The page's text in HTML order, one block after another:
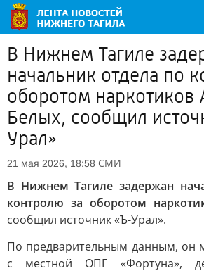
В Нижнем Тагиле
начальник отдела по
оборотом наркотиков
Белых, сообщил
Урал»
21 мая 2026, 18:58 СМИ
В Нижнем Тагиле задержан
контролю за оборотом
сообщил источник «Ъ-Урал».
По предварительным данным, он
с местной ОПГ «Фортуна»,